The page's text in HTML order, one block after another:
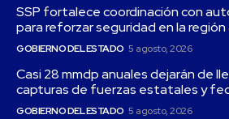
SSP fortalece coordinación con
para reforzar seguridad en la
GOBIERNO DEL ESTADO 5 agosto, 2026
Casi 28 mmdp anuales dejarán de
capturas de fuerzas estatales y
GOBIERNO DEL ESTADO 5 agosto, 2026